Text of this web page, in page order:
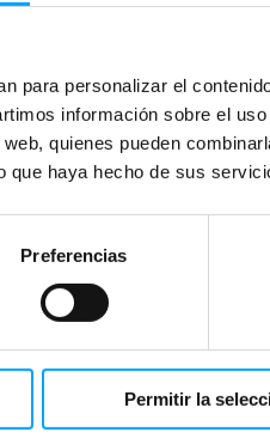
para personalizar el
información sobre el
quienes pueden
que haya hecho de sus
Preferencias
Permitir la